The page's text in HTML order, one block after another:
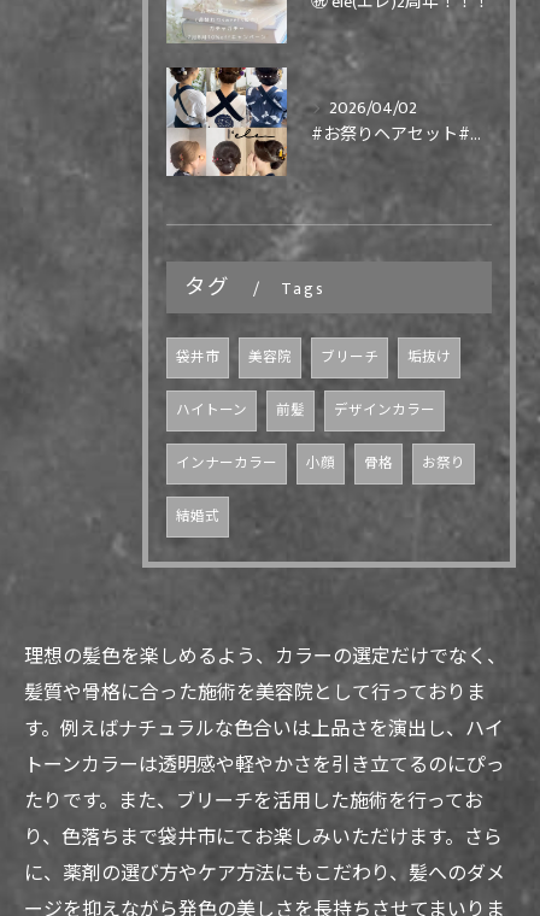
2026/04/02
#お祭りヘアセット#祭りヘア#祭り髪型
タグ Tags
袋井市 美容院 ブリーチ 垢抜け
ハイトーン 前髪 デザインカラー
インナーカラー 小顔 骨格 お祭り
結婚式
理想の髪色を楽しめるよう、カラーの選定だけでなく、
髪質や骨格に合った施術を美容院として行っておりま
す。例えばナチュラルな色合いは上品さを演出し、ハイ
トーンカラーは透明感や軽やかさを引き立てるのにぴっ
たりです。また、ブリーチを活用した施術を行ってお
り、色落ちまで袋井市にてお楽しみいただけます。さら
に、薬剤の選び方やケア方法にもこだわり、髪へのダメ